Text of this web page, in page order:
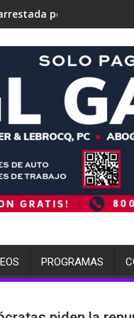
cargos
PROGRAMAS